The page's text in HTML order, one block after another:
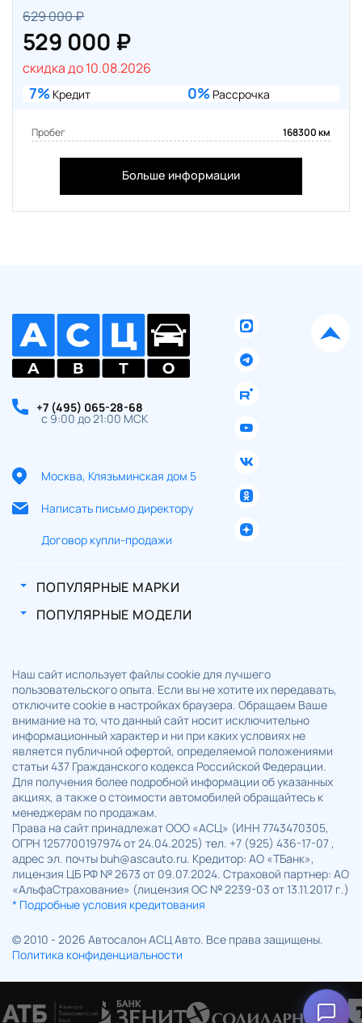
629 000 ₽
529 000 ₽
скидка до 10.08.2026
7% Кредит 0% Рассрочка
Пробег 168300 км
Больше информации
+7 (495) 065-28-68
с 9:00 до 21:00 МСК
Москва, Клязьминская дом 5
Написать письмо директору
Договор купли-продажи
ПОПУЛЯРНЫЕ МАРКИ
ПОПУЛЯРНЫЕ МОДЕЛИ
Наш сайт использует файлы cookie для лучшего
пользовательского опыта. Если вы не хотите их передавать,
отключите cookie в настройках браузера. Обращаем Ваше
внимание на то, что данный сайт носит исключительно
информационный характер и ни при каких условиях не
является публичной офертой, определяемой положениями
статьи 437 Гражданского кодекса Российской Федерации.
Для получения более подробной информации об указанных
акциях, а также о стоимости автомобилей обращайтесь к
менеджерам по продажам.
Права на сайт принадлежат ООО «АСЦ» (ИНН 7743470305,
ОГРН 1257700197974 от 24.04.2025) тел. +7 (925) 436-17-07 ,
адрес эл. почты buh@ascauto.ru. Кредитор: АО «ТБанк»,
лицензия ЦБ РФ № 2673 от 09.07.2024. Страховой партнер: АО
«АльфаСтрахование» (лицензия ОС № 2239-03 от 13.11.2017 г.)
* Подробные условия кредитования
© 2010 - 2026 Автосалон АСЦ Авто. Все права защищены.
Политика конфиденциальности